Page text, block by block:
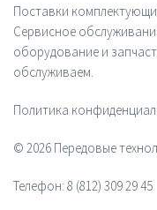
Поставки
Сервисное
оборудование и
обслуживаем.
Политика
© 2026 Передовые
Телефон: 8 (812) 309 29 45